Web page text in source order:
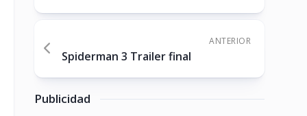
No-
(US)
ANTERIOR
Spiderman 3 Trailer final
Publicidad